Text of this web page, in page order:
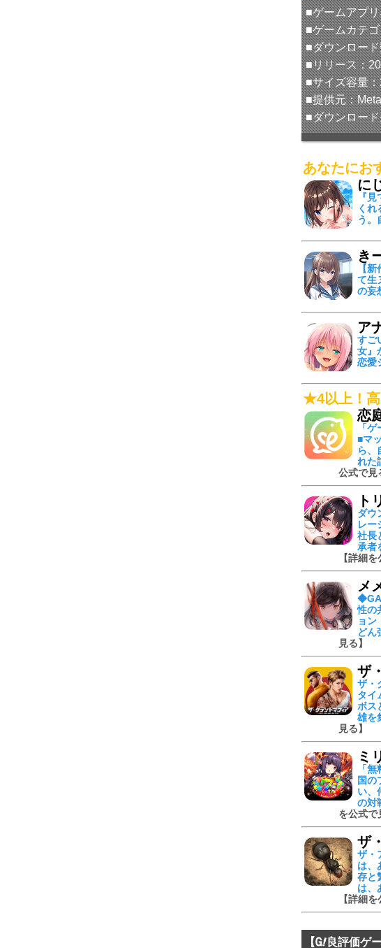
■ゲームアプ
■ゲームカテ
■ダウンロー
■リリース：
■サイズ容量
■提供元：
■ダウンロー
あなたにお
に
『
くれ
う。
き
【
て生
の妄
ア
すご
女』
恋愛
★4以上！高
恋
「
■マ
ら、
れた
公式で見
ト
ダウ
レー
社長
承者
【詳細
メ
性の
ョン
どん
見る】
ザ
ザ・
タイ
ボス
雄を
見る】
ミ
「
国の
い、
の対
を公式で
ザ
ザ・
は、
存と
は、
【詳細
【 良評価ゲ